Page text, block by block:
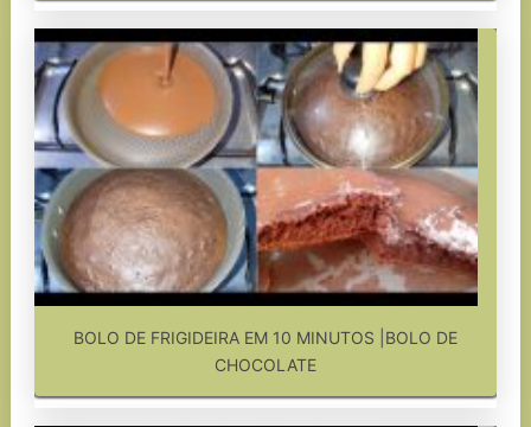
BOLO DE FRIGIDEIRA EM 10 MINUTOS |BOLO DE
CHOCOLATE